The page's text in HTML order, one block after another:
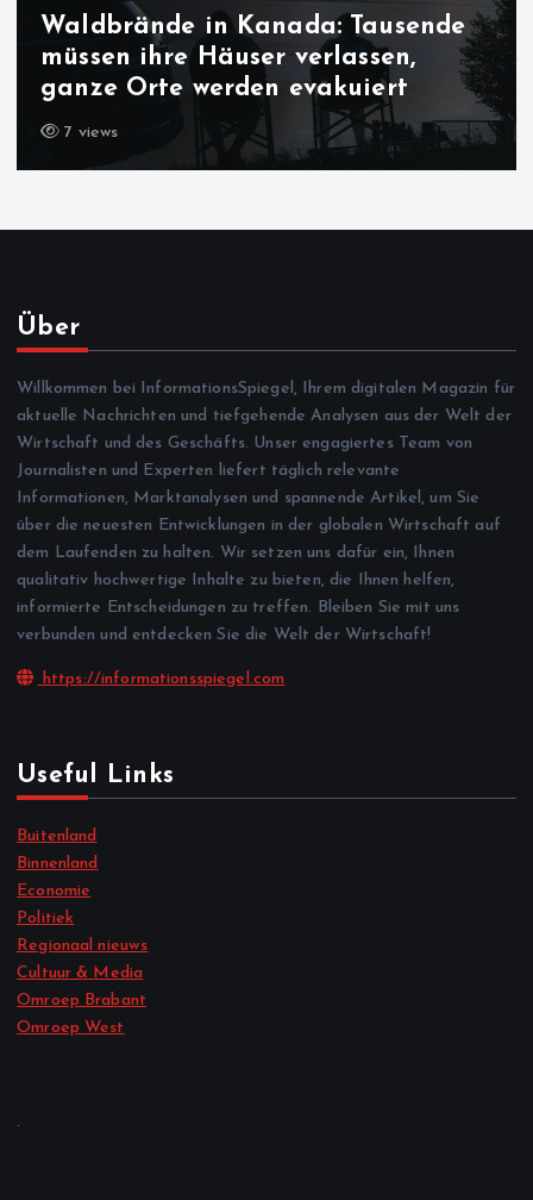
Bedrohung der liberalen
Demokratie: Macht es bum in
Sachsen-Anhalt?
7 views
Über
Willkommen bei InformationsSpiegel, Ihrem digitalen Magazin für
aktuelle Nachrichten und tiefgehende Analysen aus der Welt der
Wirtschaft und des Geschäfts. Unser engagiertes Team von
Journalisten und Experten liefert täglich relevante
Informationen, Marktanalysen und spannende Artikel, um Sie
über die neuesten Entwicklungen in der globalen Wirtschaft auf
dem Laufenden zu halten. Wir setzen uns dafür ein, Ihnen
qualitativ hochwertige Inhalte zu bieten, die Ihnen helfen,
informierte Entscheidungen zu treffen. Bleiben Sie mit uns
verbunden und entdecken Sie die Welt der Wirtschaft!
https://informationsspiegel.com
Useful Links
Buitenland
Binnenland
Economie
Politiek
Regionaal nieuws
Cultuur & Media
Omroep Brabant
Omroep West
.